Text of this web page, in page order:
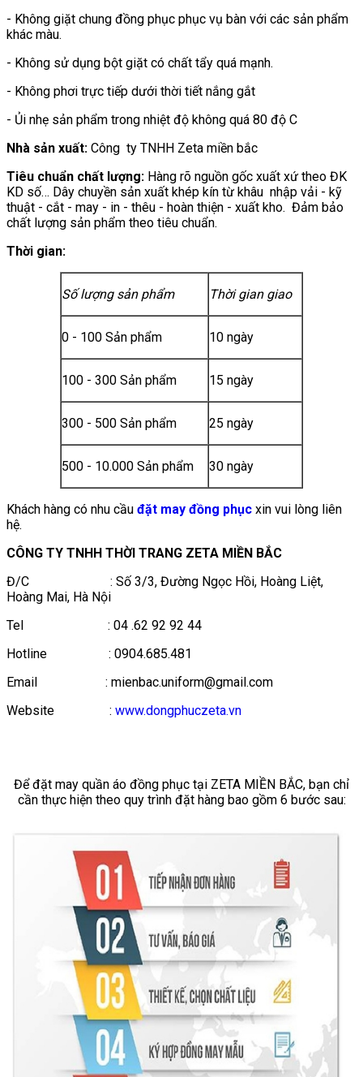
- Không giặt chung đồng phục phục vụ bàn với các sản phẩm
khác màu.
- Không sử dụng bột giặt có chất tẩy quá mạnh.
- Không phơi trực tiếp dưới thời tiết nắng gắt
- Ủi nhẹ sản phẩm trong nhiệt độ không quá 80 độ C
Nhà sản xuất: Công ty TNHH Zeta miền bắc
Tiêu chuẩn chất lượng: Hàng rõ nguồn gốc xuất xứ theo ĐK
KD số… Dây chuyền sản xuất khép kín từ khâu nhập vải - kỹ
thuật - cắt - may - in - thêu - hoàn thiện - xuất kho. Đảm bảo
chất lượng sản phẩm theo tiêu chuẩn.
Thời gian:
Số lượng sản phẩm Thời gian giao
0 - 100 Sản phẩm 10 ngày
100 - 300 Sản phẩm 15 ngày
300 - 500 Sản phẩm 25 ngày
500 - 10.000 Sản phẩm 30 ngày
Khách hàng có nhu cầu đặt may đồng phục xin vui lòng liên
hệ.
CÔNG TY TNHH THỜI TRANG ZETA MIỀN BẮC
Đ/C : Số 3/3, Đường Ngọc Hồi, Hoàng Liệt,
Hoàng Mai, Hà Nội
Tel : 04 .62 92 92 44
Hotline : 0904.685.481
Email : mienbac.uniform@gmail.com
Website : www.dongphuczeta.vn
Để đặt may quần áo đồng phục tại ZETA MIỀN BẮC, bạn chỉ
cần thực hiện theo quy trình đặt hàng bao gồm 6 bước sau: